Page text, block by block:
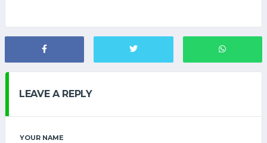
LEAVE A REPLY
YOUR NAME